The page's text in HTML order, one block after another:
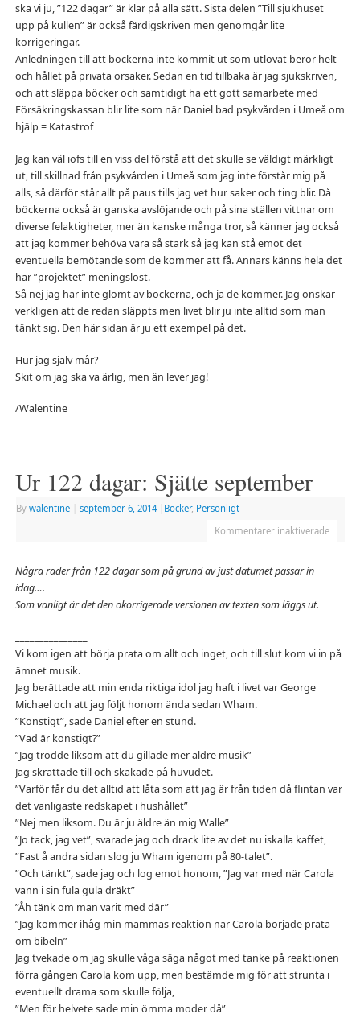
ska vi ju, ”122 dagar” är klar på alla sätt. Sista delen ”Till sjukhuset
upp på kullen” är också färdigskriven men genomgår lite
korrigeringar.
Anledningen till att böckerna inte kommit ut som utlovat beror helt
och hållet på privata orsaker. Sedan en tid tillbaka är jag sjukskriven,
och att släppa böcker och samtidigt ha ett gott samarbete med
Försäkringskassan blir lite som när Daniel bad psykvården i Umeå om
hjälp = Katastrof
Jag kan väl iofs till en viss del förstå att det skulle se väldigt märkligt
ut, till skillnad från psykvården i Umeå som jag inte förstår mig på
alls, så därför står allt på paus tills jag vet hur saker och ting blir. Då
böckerna också är ganska avslöjande och på sina ställen vittnar om
diverse felaktigheter, mer än kanske många tror, så känner jag också
att jag kommer behöva vara så stark så jag kan stå emot det
eventuella bemötande som de kommer att få. Annars känns hela det
här ”projektet” meningslöst.
Så nej jag har inte glömt av böckerna, och ja de kommer. Jag önskar
verkligen att de redan släppts men livet blir ju inte alltid som man
tänkt sig. Den här sidan är ju ett exempel på det.
Hur jag själv mår?
Skit om jag ska va ärlig, men än lever jag!
/Walentine
Ur 122 dagar: Sjätte september
By walentine september 6, 2014 Böcker, Personligt
Kommentarer inaktiverade
Några rader från 122 dagar som på grund av just datumet passar in
idag….
Som vanligt är det den okorrigerade versionen av texten som läggs ut.
Vi kom igen att börja prata om allt och inget, och till slut kom vi in på
ämnet musik.
Jag berättade att min enda riktiga idol jag haft i livet var George
Michael och att jag följt honom ända sedan Wham.
”Konstigt”, sade Daniel efter en stund.
”Vad är konstigt?”
”Jag trodde liksom att du gillade mer äldre musik”
Jag skrattade till och skakade på huvudet.
”Varför får du det alltid att låta som att jag är från tiden då flintan var
det vanligaste redskapet i hushållet”
”Nej men liksom. Du är ju äldre än mig Walle”
”Jo tack, jag vet”, svarade jag och drack lite av det nu iskalla kaffet,
”Fast å andra sidan slog ju Wham igenom på 80-talet”.
”Och tänkt”, sade jag och log emot honom, ”Jag var med när Carola
vann i sin fula gula dräkt”
”Åh tänk om man varit med där”
”Jag kommer ihåg min mammas reaktion när Carola började prata
om bibeln”
Jag tvekade om jag skulle våga säga något med tanke på reaktionen
förra gången Carola kom upp, men bestämde mig för att strunta i
eventuellt drama som skulle följa,
”Men för helvete sade min ömma moder då”